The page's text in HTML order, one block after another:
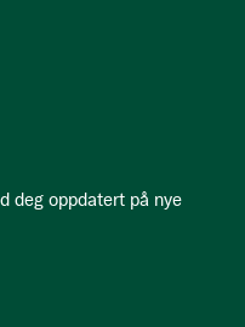
deg oppdatert på nye